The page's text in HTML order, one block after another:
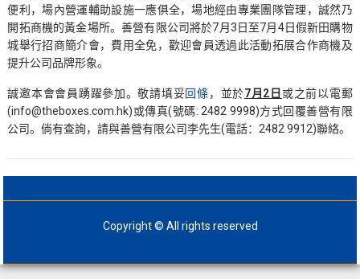
便利，場內營運輔助設施一應俱全，場地經由專業團隊管理，誠然乃
開拓商機的黃金場所。善營有限公司將於7月3日至7月4日假新田購物
城舉行招商簡介會，費用全免，歡迎會員透過此活動拓展合作商機及
提升公司品牌形象。
誠邀本會會員踴躍參加。敬請填妥回條，並於7月2日 或之前以電郵
(info@theboxes.com.hk)或傳真(號碼: 2482 9998)方式回覆善營有限
公司。倘有查詢，請與善營有限公司李先生(電話：2482 9912)聯絡。
Copyright © All rights reserved